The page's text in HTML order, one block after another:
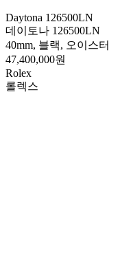
Daytona 126500LN
데이토나 126500LN
40mm, 블랙, 오이스터
47,400,000원
Rolex
롤렉스